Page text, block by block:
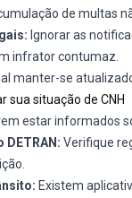
de multas
Ignorar as
infrator contumaz.
manter-se
sua situação de CNH
estar informados
Verifique
Existem